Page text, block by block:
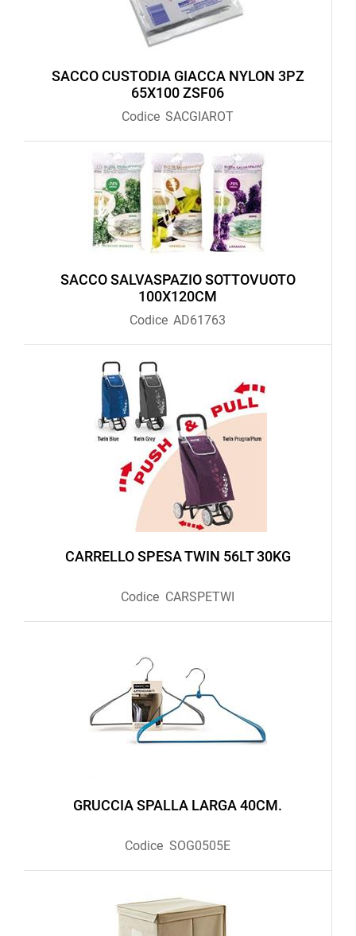
SACCO CUSTODIA GIACCA NYLON 3PZ
65X100 ZSF06
Codice SACGIAROT
SACCO SALVASPAZIO SOTTOVUOTO
100X120CM
Codice AD61763
CARRELLO SPESA TWIN 56LT 30KG
Codice CARSPETWI
GRUCCIA SPALLA LARGA 40CM.
Codice SOG0505E